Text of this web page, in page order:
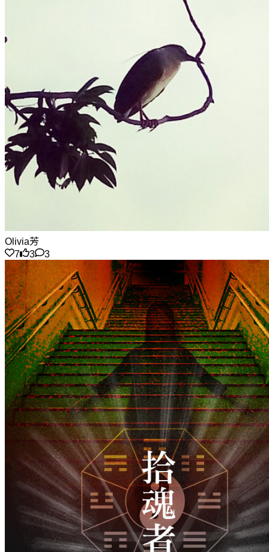
Olivia芳
7
3 3